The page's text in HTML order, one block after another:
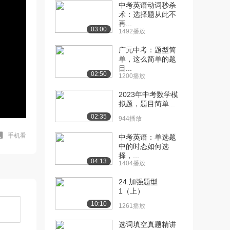
手机看
03:00
中考英语动词秒杀
术：选择题从此不
再...
1492播放
02:50
广元中考：题型简
单，这么简单的题
目...
1200播放
02:35
2023年中考数学模
拟题，题目简单...
944播放
04:13
中考英语：单选题
中的时态如何选
择，...
1404播放
10:10
24.加强题型
1（上）
1261播放
选词填空真题精讲